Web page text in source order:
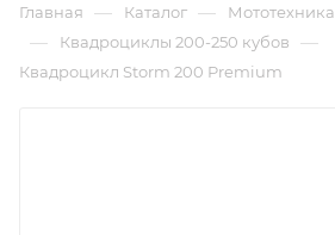
Главная — Каталог — Мототехника
— Квадроциклы 200-250 кубов —
Квадроцикл Storm 200 Premium